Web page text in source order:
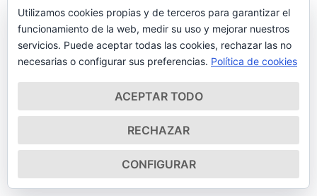
Utilizamos cookies propias y de terceros para garantizar el
funcionamiento de la web, medir su uso y mejorar nuestros
servicios. Puede aceptar todas las cookies, rechazar las no
necesarias o configurar sus preferencias. Política de cookies
ACEPTAR TODO
RECHAZAR
CONFIGURAR